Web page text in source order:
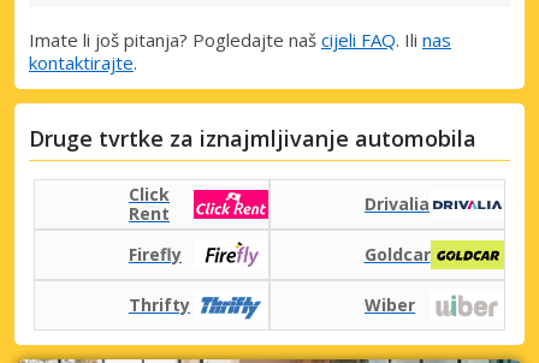
Imate li još pitanja? Pogledajte naš cijeli FAQ. Ili nas
kontaktirajte.
Druge tvrtke za iznajmljivanje automobila
Click
Rent
Drivalia
Firefly Goldcar
Thrifty Wiber